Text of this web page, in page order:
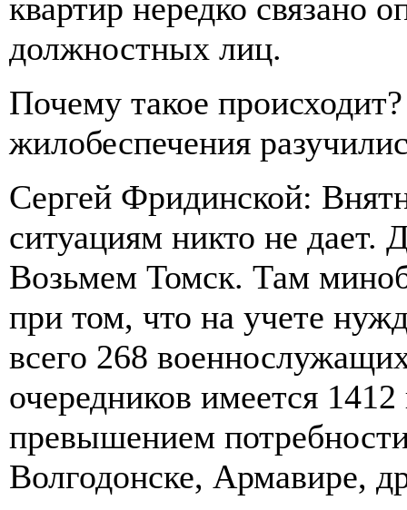
квартир нередко связано
должностных лиц.
Почему такое
жилобеспечения
Сергей Фридинской:
ситуациям никто не дает.
Возьмем Томск. Там
при том, что на учете
всего 268
очередников имеется
превышением
Волгодонске, Армавире,